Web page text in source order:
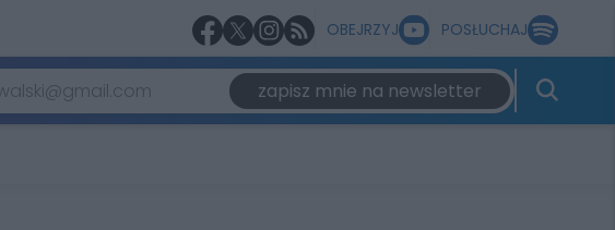
OBEJRZYJ POSŁUCHAJ
zapisz mnie na newsletter